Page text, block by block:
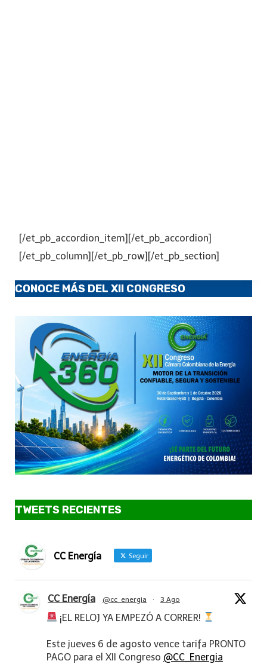
[/et_pb_accordion_item][/et_pb_accordion]
[/et_pb_column][/et_pb_row][/et_pb_section]
CONOCE MÁS DEL XII CONGRESO
TWEETS RECIENTES
CC Energía Seguir
CC Energía @cc_energia · 3 Ago
¡EL RELOJ YA EMPEZÓ A CORRER!
Este jueves 6 de agosto vence tarifa PRONTO
PAGO para el XII Congreso @CC_Energia